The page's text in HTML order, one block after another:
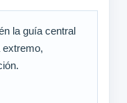
la guía central
extremo,